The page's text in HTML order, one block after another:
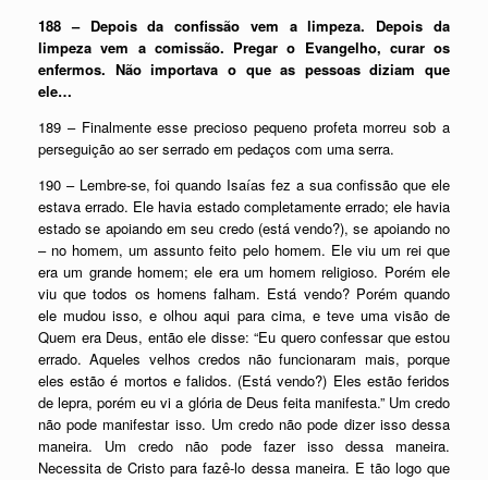
188 – Depois da confissão vem a limpeza. Depois da
limpeza vem a comissão. Pregar o Evangelho, curar os
enfermos. Não importava o que as pessoas diziam que
ele…
189 – Finalmente esse precioso pequeno profeta morreu sob a
perseguição ao ser serrado em pedaços com uma serra.
190 – Lembre-se, foi quando Isaías fez a sua confissão que ele
estava errado. Ele havia estado completamente errado; ele havia
estado se apoiando em seu credo (está vendo?), se apoiando no
– no homem, um assunto feito pelo homem. Ele viu um rei que
era um grande homem; ele era um homem religioso. Porém ele
viu que todos os homens falham. Está vendo? Porém quando
ele mudou isso, e olhou aqui para cima, e teve uma visão de
Quem era Deus, então ele disse: “Eu quero confessar que estou
errado. Aqueles velhos credos não funcionaram mais, porque
eles estão é mortos e falidos. (Está vendo?) Eles estão feridos
de lepra, porém eu vi a glória de Deus feita manifesta.” Um credo
não pode manifestar isso. Um credo não pode dizer isso dessa
maneira. Um credo não pode fazer isso dessa maneira.
Necessita de Cristo para fazê-lo dessa maneira. E tão logo que